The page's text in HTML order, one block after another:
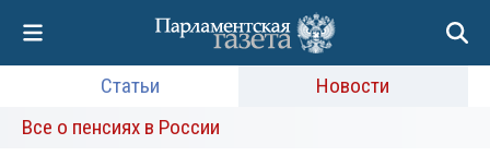
Статьи
Новости
Все о пенсиях в России